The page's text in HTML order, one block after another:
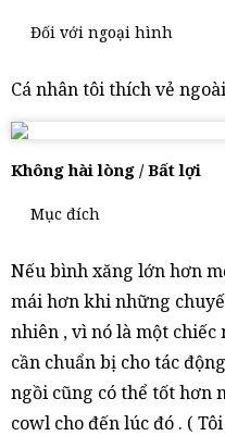
Đối với ngoại hình
Cá nhân tôi thích vẻ
Không hài lòng / Bất lợi
Mục đích
Nếu bình xăng lớn hơn
mái hơn khi những
nhiên , vì nó là một
cần chuẩn bị cho tác
ngồi cũng có thể tốt hơn
cowl cho đến lúc đó . (